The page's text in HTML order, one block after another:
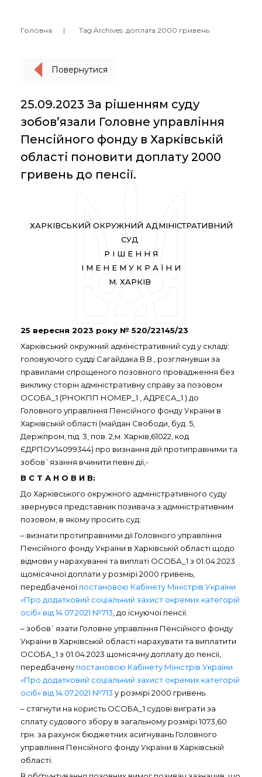
Головна Tag Archives: доплата 2000 гривень
Повернутися
25.09.2023 За рішенням суду
зобов’язали Головне управління
Пенсійного фонду в Харківській
області поновити доплату 2000
гривень до пенсії.
ХАРКІВСЬКИЙ ОКРУЖНИЙ АДМІНІСТРАТИВНИЙ
СУД
Р І Ш Е Н Н Я
І М Е Н Е М У К Р А Ї Н И
М. ХАРКІВ
25 вересня 2023 року № 520/22145/23
Харківський окружний адміністративний суд у складі:
головуючого судді Сагайдака В.В., розглянувши за
правилами спрощеного позовного провадження без
виклику сторін адміністративну справу за позовом
ОСОБА_1 (РНОКПП НОМЕР_1 , АДРЕСА_1 ) до
Головного управління Пенсійного фонду України в
Харківській області (майдан Свободи, буд. 5,
Держпром, під. 3, пов. 2,м. Харків,61022, код
ЄДРПОУ14099344) про визнання дій протиправними та
зобов`язання вчинити певні дії,-
В С Т А Н О В И В:
До Харківського окружного адміністративного суду
звернувся представник позивача з адміністративним
позовом, в якому просить суд:
– визнати протиправними дії Головного управління
Пенсійного фонду України в Харківській області щодо
відмови у нарахуванні та виплаті ОСОБА_1 з 01.04.2023
щомісячної доплати у розмірі 2000 гривень,
передбаченої постановою Кабінету Міністрів України
«Про додатковий соціальний захист окремих категорій
осіб» від 14.07.2021 №713 , до існуючої пенсії.
– зобов`язати Головне управління Пенсійного фонду
України в Харківській області нарахувати та виплатити
ОСОБА_1 з 01.04.2023 щомісячну доплату до пенсії,
передбачену постановою Кабінету Міністрів України
«Про додатковий соціальний захист окремих категорій
осіб» від 14.07.2021 №713 у розмірі 2000 гривень.
– стягнути на користь ОСОБА_1 судові виграти за
сплату судового збору в загальному розмірі 1073,60
грн. за рахунок бюджетних асигнувань Головного
управління Пенсійного фонду України в Харківській
області.